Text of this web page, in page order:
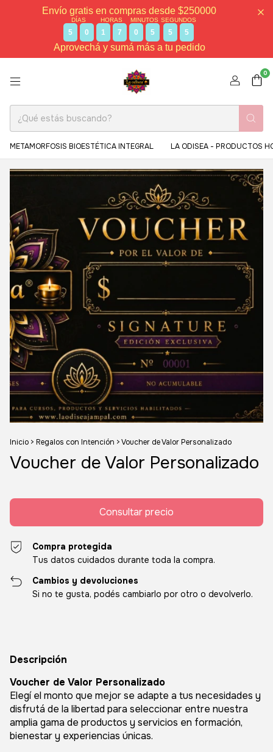
Envío gratis en compras desde $250000
DÍAS
5 0
HORAS
1 7
MINUTOS
0 5
SEGUNDOS
5 5
Aprovechá y sumá más a tu pedido
0
METAMORFOSIS BIOESTÉTICA INTEGRAL LA ODISEA - PRODUCTOS
Inicio > Regalos con Intención >Voucher de Valor Personalizado
Voucher de Valor Personalizado
Compra protegida
Tus datos cuidados durante toda la compra.
Cambios y devoluciones
Si no te gusta, podés cambiarlo por otro o devolverlo.
Descripción
Voucher de Valor Personalizado
Elegí el monto que mejor se adapte a tus necesidades y
disfrutá de la libertad para seleccionar entre nuestra
amplia gama de productos y servicios en formación,
bienestar y experiencias únicas.